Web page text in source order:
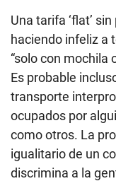
Una tarifa ‘flat’
haciendo infeliz a
“solo con mochila
Es probable
transporte
ocupados por
como otros. La
igualitario de un
discrimina a la